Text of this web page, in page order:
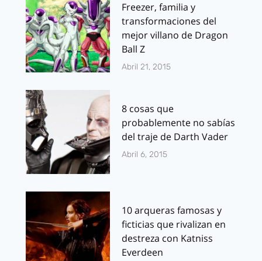
Freezer, familia y
transformaciones del
mejor villano de Dragon
Ball Z
Abril 21, 2015
8 cosas que
probablemente no sabías
del traje de Darth Vader
Abril 6, 2015
10 arqueras famosas y
ficticias que rivalizan en
destreza con Katniss
Everdeen